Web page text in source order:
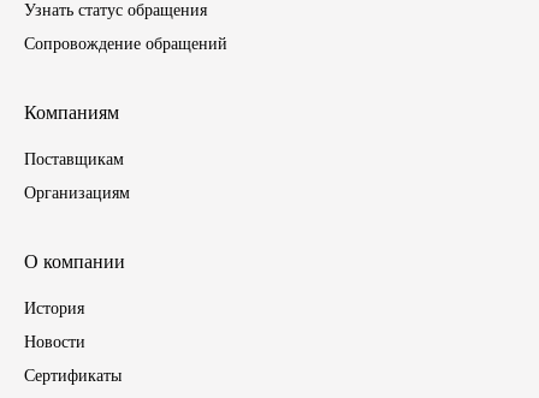
Материалы для ремонта
АКБ
Лампы
Узнать статус обращения
Сопровождение обращений
Компаниям
Поставщикам
Организациям
О компании
История
Новости
Сертификаты